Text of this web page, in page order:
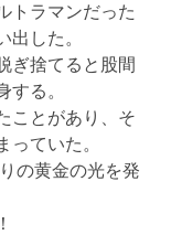
トラマンだった
出した。
ぎ捨てると股間
る。
ことがあり、そ
ていた。
の黄金の光を発